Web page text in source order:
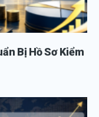
Bị Hồ Sơ Kiểm